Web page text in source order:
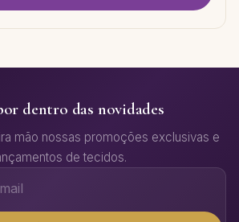
dentro das novidades
mão nossas promoções exclusivas e
de tecidos.